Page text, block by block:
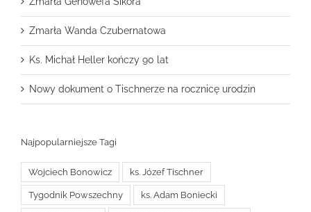
Zmarła Wanda Czubernatowa
Ks. Michał Heller kończy 90 lat
Nowy dokument o Tischnerze na rocznicę urodzin
Najpopularniejsze Tagi
Wojciech Bonowicz ks. Józef Tischner
Tygodnik Powszechny ks. Adam Boniecki